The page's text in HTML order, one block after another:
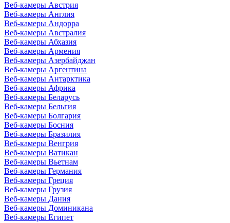
Веб-камеры Австрия
Веб-камеры Англия
Веб-камеры Андорра
Веб-камеры Австралия
Веб-камеры Абхазия
Веб-камеры Армения
Веб-камеры Азербайджан
Веб-камеры Аргентина
Веб-камеры Антарктика
Веб-камеры Африка
Веб-камеры Беларусь
Веб-камеры Бельгия
Веб-камеры Болгария
Веб-камеры Босния
Веб-камеры Бразилия
Веб-камеры Венгрия
Веб-камеры Ватикан
Веб-камеры Вьетнам
Веб-камеры Германия
Веб-камеры Греция
Веб-камеры Грузия
Веб-камеры Дания
Веб-камеры Доминикана
Веб-камеры Египет